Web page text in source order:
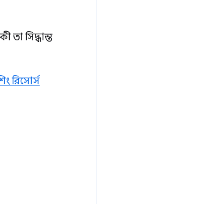
সিদ্ধান্ত
রিসোর্স